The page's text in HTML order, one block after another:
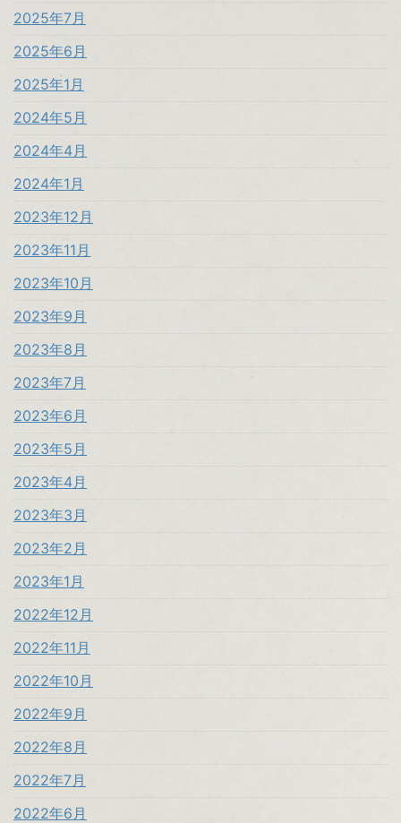
2025年7月
2025年6月
2025年1月
2024年5月
2024年4月
2024年1月
2023年12月
2023年11月
2023年10月
2023年9月
2023年8月
2023年7月
2023年6月
2023年5月
2023年4月
2023年3月
2023年2月
2023年1月
2022年12月
2022年11月
2022年10月
2022年9月
2022年8月
2022年7月
2022年6月